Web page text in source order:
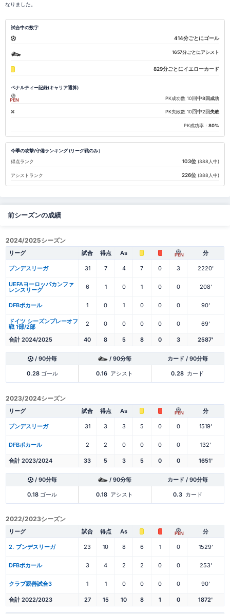
なりました。
試合中の数字
414分ごとにゴール
1657分ごとにアシスト
829分ごとにイエローカード
ペナルティー記録(キャリア通算)
PEN PK成功数 10回中8回成功
PK失敗数 10 回中2回失敗
PK成功率：80%
今季の攻撃/守備ランキング (リーグ戦のみ）
得点ランク
103位 (388人中)
アシストランク 226位 (388人中)
前シーズンの成績
2024/2025シーズン
リーグ 試合 得点 As PEN 分
ブンデスリーガ 31 7 4 7 0 3 2220'
UEFAヨーロッパカンファ
レンスリーグ 6 1 0 1 0 0 208'
DFBポカール 1 0 1 0 0 0 90'
ドイツ シーズンプレーオフ
戦 1部/2部 2 0 0 0 0 0 69'
合計 2024/2025 40 8 5 8 0 3 2587'
/ 90分毎 / 90分毎 カード / 90分毎
0.28ゴール 0.16 アシスト 0.28 カード
2023/2024シーズン
リーグ 試合 得点 As PEN 分
ブンデスリーガ 31 3 3 5 0 0 1519'
DFBポカール 2 2 0 0 0 0 132'
合計 2023/2024 33 5 3 5 0 0 1651'
/ 90分毎 / 90分毎 カード / 90分毎
0.18 ゴール 0.18 アシスト 0.3 カード
2022/2023シーズン
リーグ 試合 得点 As PEN 分
2. ブンデスリーガ 23 10 8 6 1 0 1529'
DFBポカール 3 4 2 2 0 0 253'
クラブ親善試合3 1 1 0 0 0 0 90'
合計 2022/2023 27 15 10 8 1 0 1872'